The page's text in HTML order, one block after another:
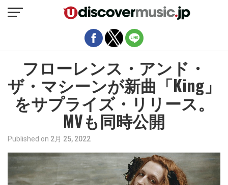
フローレンス・アンド・
ザ・マシーンが新曲「King」
をサプライズ・リリース。
MVも同時公開
Published on 2月 25, 2022
モバイルバージョンを終了